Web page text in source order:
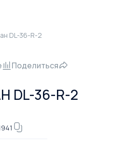
DL-36-R-2
Поделиться
DL-36-R-2